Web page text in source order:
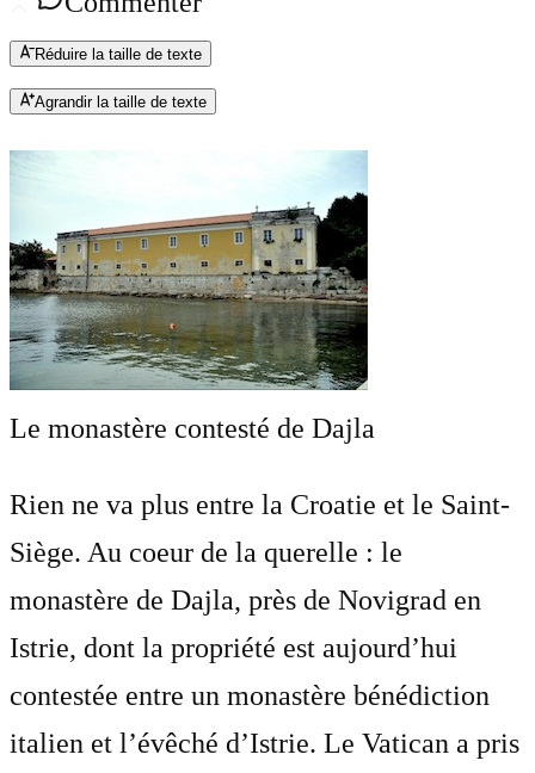
Réduire la taille de texte
Agrandir la taille de texte
Le monastère contesté de Dajla
Rien ne va plus entre la Croatie et le Saint-
Siège. Au coeur de la querelle : le
monastère de Dajla, près de Novigrad en
Istrie, dont la propriété est aujourd’hui
contestée entre un monastère bénédiction
italien et l’évêché d’Istrie. Le Vatican a pris